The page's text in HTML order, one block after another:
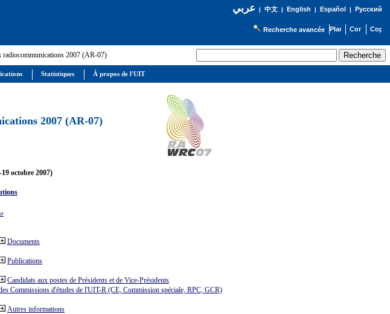
عربي| 中文| English | Español | Русский
Recherche avancée
radiocommunications 2007 (AR-07)
2007 (AR-07)
19 octobre 2007)
Documents
Publications
Candidats aux postes de Présidents et de Vice-Présidents
Commissions d'études de l'UIT-R (CE, Commission spéciale, RPC, GCR)
Autres informations
Statistiques À propos de l'UIT